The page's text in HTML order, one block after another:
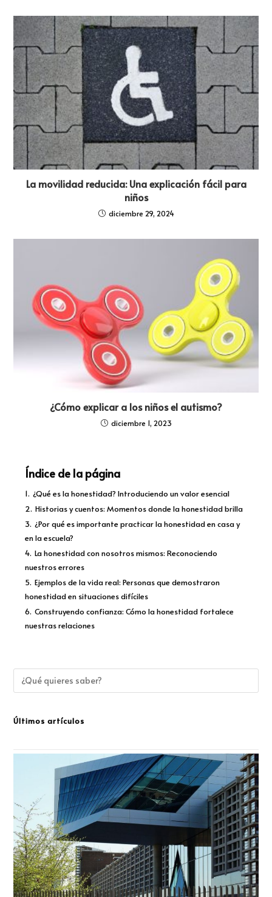
La movilidad reducida: Una explicación fácil para
niños
diciembre 29, 2024
¿Cómo explicar a los niños el autismo?
diciembre 1, 2023
Índice de la página
1. ¿Qué es la honestidad? Introduciendo un valor esencial
2. Historias y cuentos: Momentos donde la honestidad brilla
3. ¿Por qué es importante practicar la honestidad en casa y
en la escuela?
4. La honestidad con nosotros mismos: Reconociendo
nuestros errores
5. Ejemplos de la vida real: Personas que demostraron
honestidad en situaciones difíciles
6. Construyendo confianza: Cómo la honestidad fortalece
nuestras relaciones
Últimos artículos